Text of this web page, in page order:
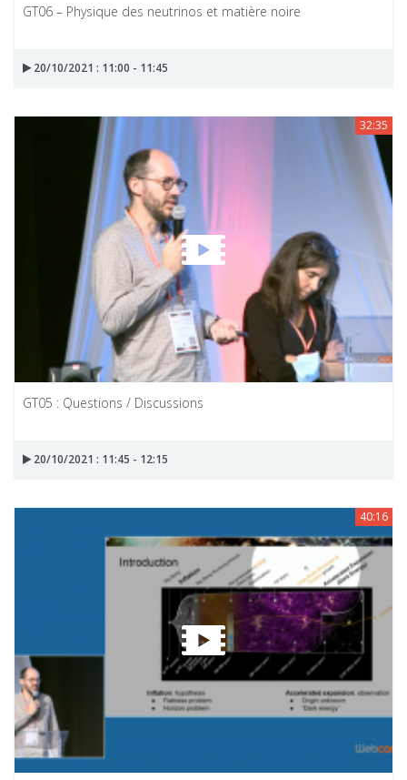
GT06 – Physique des neutrinos et matière noire
20/10/2021 : 11:00 - 11:45
32:35
GT05 : Questions / Discussions
20/10/2021 : 11:45 - 12:15
40:16